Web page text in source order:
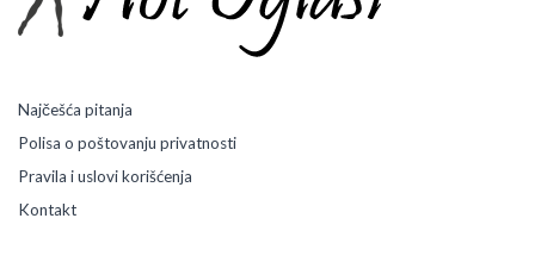
Najčešća pitanja
Polisa o poštovanju privatnosti
Pravila i uslovi korišćenja
Kontakt